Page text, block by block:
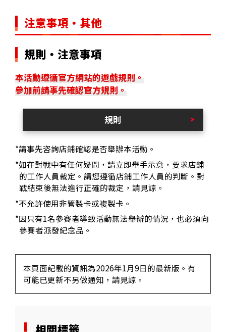
注意事項・其他
規則・注意事項
本活動遵循官方網站的遊戲規則。
參加前請事先確認官方規則。
規則
*請事先咨詢店鋪確認是否舉辦本活動。
*如在對戰中有任何疑問，請立即舉手示意，要求店鋪
的工作人員裁定。請您遵循店鋪工作人員的判斷。對
戰結束後無法進行正確的裁定，請見諒。
*不允許使用非管製卡或複製卡。
*因只有1名參賽者導致活動無法舉辦的情況，也必須向
參賽者派發紀念品。
本頁面記載的資訊為2026年1月9日的最新版。有
可能已更新不另做通知，請見諒。